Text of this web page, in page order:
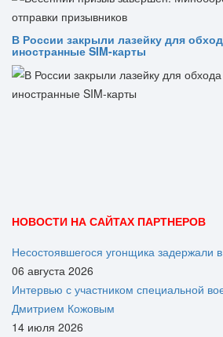
В России закрыли лазейку для
иностранные SIM-карты
НОВОСТИ НА САЙТАХ ПАРТНЕРОВ
Несостоявшегося угонщика задержали
06 августа 2026
Интервью с участником специальной
Дмитрием Кожовым
14 июля 2026